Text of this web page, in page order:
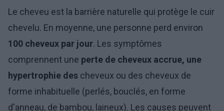
Le cheveu est la barrière naturelle qui protège le cuir
chevelu. En moyenne, une personne perd environ
100 cheveux par jour. Les symptômes
comprennent une perte de cheveux accrue, une
hypertrophie des cheveux ou des cheveux de
forme inhabituelle (perlés, bouclés, en forme
d'anneau, de bambou, laineux). Les causes peuvent